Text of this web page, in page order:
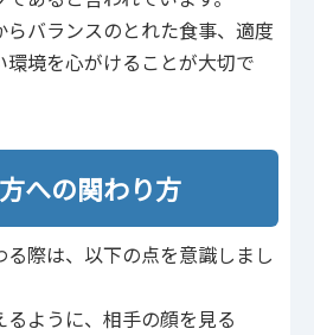
らバランスのとれた食事、適度
境を心がけることが大切で
への関わり方
際は、以下の点を意識しまし
るように、相手の顔を見る